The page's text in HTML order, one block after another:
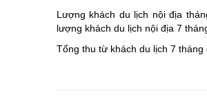
Lượng khách du lịch nội địa
lượng khách du lịch nội địa 7
Tổng thu từ khách du lịch 7